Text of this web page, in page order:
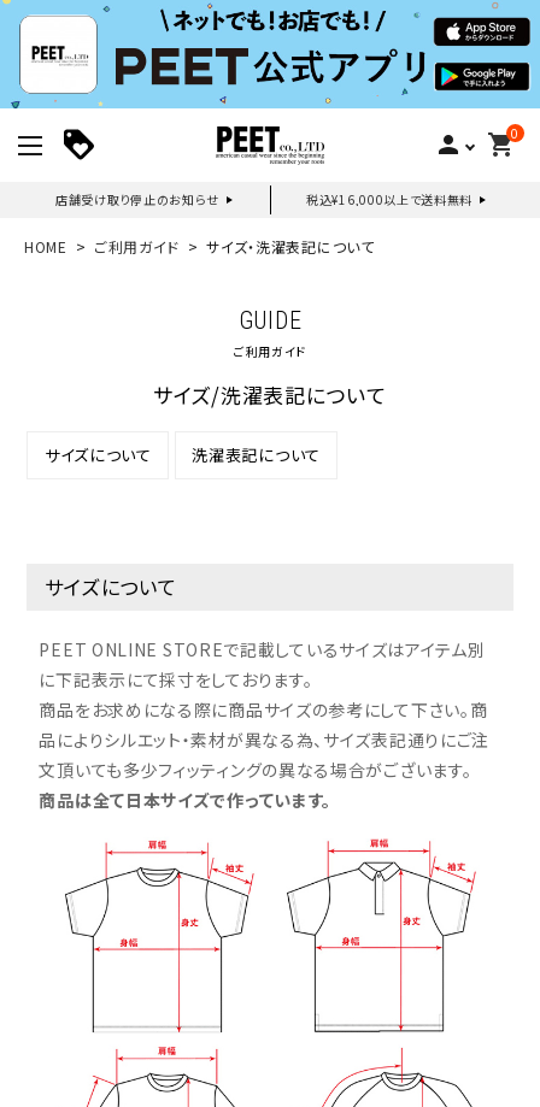
person 0
shopping_cart
店舗受け取り停止のお知らせ 税込¥16,000以上で送料無料
新規会員登録｜ログイン
search
HOME ご利用ガイド サイズ・洗濯表記について
GUIDE
ご利用ガイド
サイズ/洗濯表記について
サイズについて 洗濯表記について
サイズについて
PEET ONLINE STOREで記載しているサイズはアイテム別
に下記表示にて採寸をしております。
商品をお求めになる際に商品サイズの参考にして下さい。商
品によりシルエット・素材が異なる為、サイズ表記通りにご注
文頂いても多少フィッティングの異なる場合がございます。
商品は全て日本サイズで作っています。